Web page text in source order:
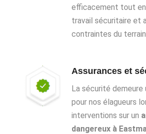
efficacement tout en
travail sécuritaire et
contraintes du
Assurances et
La sécurité demeure
pour nos élagueurs
interventions sur un
dangereux à